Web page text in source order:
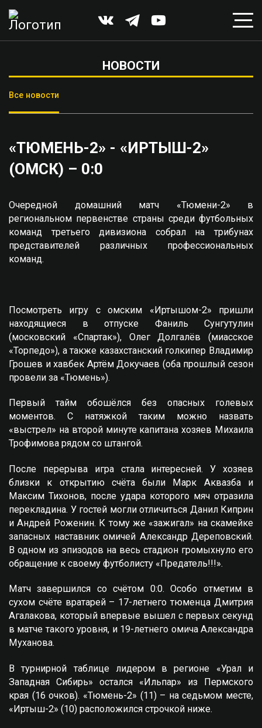
НОВОСТИ
Все новости
«ТЮМЕНЬ-2» - «ИРТЫШ-2»
(ОМСК) – 0:0
Очередной домашний матч «Тюмени-2» в
региональном первенстве страны среди футбольных
команд третьего дивизиона собрал на трибунах
представителей различных профессиональных
команд.
Посмотреть игру с омским «Иртышом-2» пришли
находящиеся в отпуске Фаниль Сунгутулин
(московский «Спартак»), Олег Долгалёв (миасское
«Торпедо»), а также казахстанский голкипер Владимир
Грошев и хавбек Артём Докучаев (оба прошлый сезон
провели за «Тюмень»).
Первый тайм обошёлся без опасных голевых
моментов. С натяжкой таким можно назвать
«выстрел» на второй минуте капитана хозяев Михаила
Трофимова рядом со штангой.
После перерыва игра стала интересней. У хозяев
близки к открытию счёта были Марк Аквазба и
Максим Тихонов, после удара которого мяч отразила
перекладина. У гостей могли отличиться Данил Киприн
и Андрей Роженин. К тому же «зажигал» на скамейке
запасных наставник омичей Александр Дереповский.
В одном из эпизодов на весь стадион громыхнуло его
обращение к своему футболисту «Предатель!!!».
Матч завершился со счётом 0:0. Особо отметим в
сухом счёте вратарей – 17-летнего тюменца Дмитрия
Агалакова, который впервые вышел с первых секунд
в матче такого уровня, и 19-летнего омича Александра
Муханова.
В турнирной таблице лидером в регионе «Урал и
Западная Сибирь» остался «Ильпар» из Пермского
края (16 очков). «Тюмень-2» (11) – на седьмом месте,
«Иртыш-2» (10) расположился строчкой ниже.